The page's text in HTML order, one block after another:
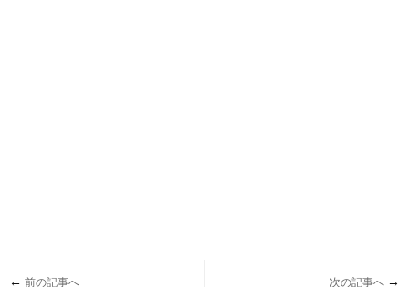
← 前の記事へ 次の記事へ →